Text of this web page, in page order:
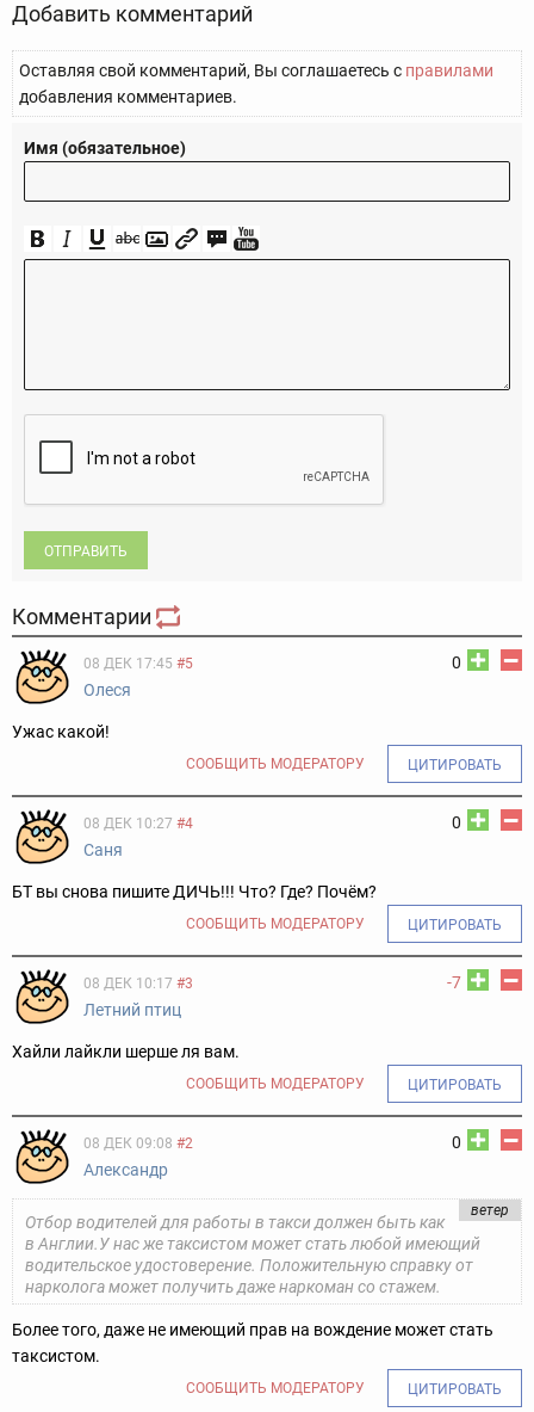
Добавить комментарий
Оставляя свой комментарий, Вы соглашаетесь с правилами
добавления комментариев.
Имя (обязательное)
ОТПРАВИТЬ
Комментарии
0
08 ДЕК 17:45 #5
Олеся
Ужас какой!
СООБЩИТЬ МОДЕРАТОРУ ЦИТИРОВАТЬ
0
08 ДЕК 10:27 #4
Саня
БТ вы снова пишите ДИЧЬ!!! Что? Где? Почём?
СООБЩИТЬ МОДЕРАТОРУ ЦИТИРОВАТЬ
-7
08 ДЕК 10:17 #3
Летний птиц
Хайли лайкли шерше ля вам.
СООБЩИТЬ МОДЕРАТОРУ ЦИТИРОВАТЬ
0
08 ДЕК 09:08 #2
Александр
ветер
Отбор водителей для работы в такси должен быть как
в Англии.У нас же таксистом может стать любой имеющий
водительское удостоверение. Положительную справку от
нарколога может получить даже наркоман со стажем.
Более того, даже не имеющий прав на вождение может стать
таксистом.
СООБЩИТЬ МОДЕРАТОРУ ЦИТИРОВАТЬ